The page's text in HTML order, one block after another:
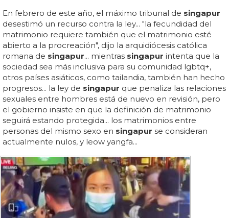
En febrero de este año, el máximo tribunal de singapur
desestimó un recurso contra la ley... "la fecundidad del
matrimonio requiere también que el matrimonio esté
abierto a la procreación", dijo la arquidiócesis católica
romana de singapur... mientras singapur intenta que la
sociedad sea más inclusiva para su comunidad lgbtq+,
otros países asiáticos, como tailandia, también han hecho
progresos... la ley de singapur que penaliza las relaciones
sexuales entre hombres está de nuevo en revisión, pero
el gobierno insiste en que la definición de matrimonio
seguirá estando protegida... los matrimonios entre
personas del mismo sexo en singapur se consideran
actualmente nulos, y leow yangfa...